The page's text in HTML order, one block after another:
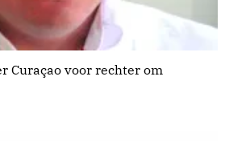
Curaçao voor rechter om